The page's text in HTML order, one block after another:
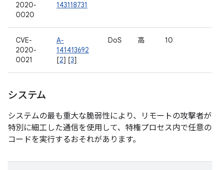
2020-
0020
143118731
CVE-
2020-
0021
A-
141413692
[2] [3]
DoS 高 10
システム
システムの最も重大な脆弱性により、リモートの攻撃者が
特別に細工した通信を使用して、特権プロセス内で任意の
コードを実行するおそれがあります。